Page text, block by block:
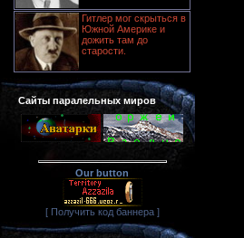
Гитлер мог скрыться в
Южной Америке и
дожить там до
старости.
Сайты паралельных миров
Our button
[ Получить код баннера ]